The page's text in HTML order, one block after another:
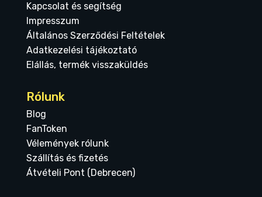
Kapcsolat és segítség
Impresszum
Általános Szerződési Feltételek
Adatkezelési tájékoztató
Elállás, termék visszaküldés
Rólunk
Blog
FanToken
Vélemények rólunk
Szállítás és fizetés
Átvételi Pont (Debrecen)